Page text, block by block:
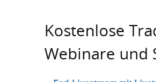
Kostenlose
Webinare und